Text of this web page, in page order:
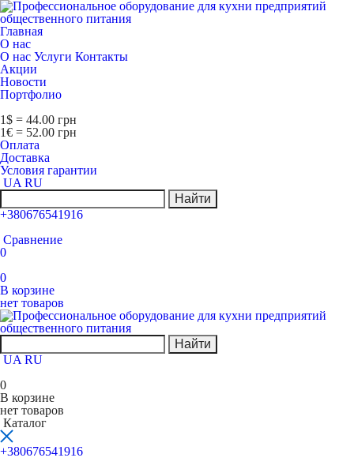
Главная
О нас
О нас Услуги Контакты
Акции
Новости
Портфолио
1$ = 44.00 грн
1€ = 52.00 грн
Оплата
Доставка
Условия гарантии
UA RU
Найти
+380676541916
Сравнение
0
0
В корзине
нет товаров
Найти
UA RU
0
В корзине
нет товаров
Каталог
+380676541916